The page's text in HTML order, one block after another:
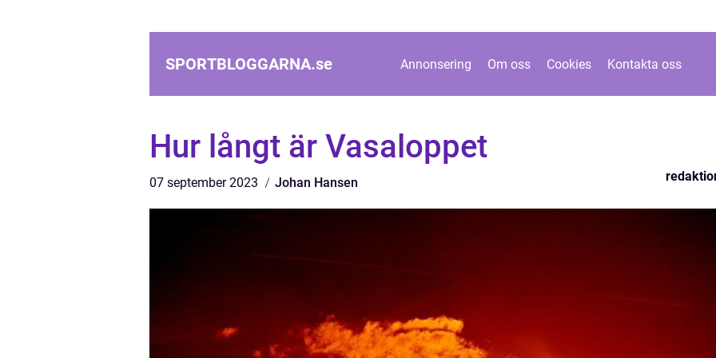
SPORTBLOGGARNA.se Annonsering Om oss Cookies Kontakta oss
Hur långt är Vasaloppet
07 september 2023 Johan Hansen